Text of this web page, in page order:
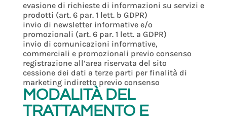
evasione di richieste di informazioni su servizi e
prodotti (art. 6 par. 1 lett. b GDPR)
invio di newsletter informative e/o
promozionali (art. 6 par. 1 lett. a GDPR)
invio di comunicazioni informative,
commerciali e promozionali previo consenso
registrazione all’area riservata del sito
cessione dei dati a terze parti per finalità di
marketing indiretto previo consenso
MODALITÀ DEL
TRATTAMENTO E